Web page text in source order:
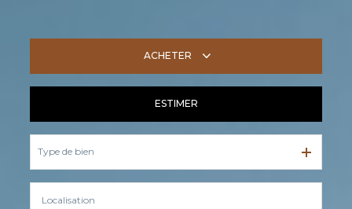
ACHETER
ESTIMER
Type de bien